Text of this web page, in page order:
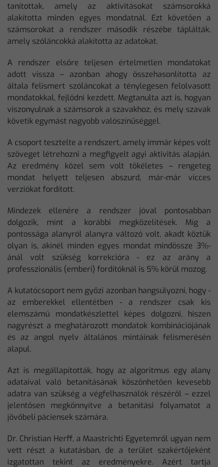
tanítottak, amely az aktivitásokat számsorokká
alakította minden egyes mondatnál. Ezt követően a
számsorokat a rendszer második részébe táplálták,
amely szóláncokká alakította az adatokat.
A rendszer elsőre teljesen értelmetlen mondatokat
adott vissza – azonban ahogy összehasonlította az
általa felismert szóláncokat a ténylegesen felolvasott
mondatokkal, fejlődni kezdett. Megtanulta azt is, hogyan
viszonyulnak a számsorok a szavakhoz, és mely szavak
követik egymást nagyobb valószínűséggel.
A csoport tesztelte a rendszert, amely immár képes volt
szöveget létrehozni a megfigyelt agyi aktivitás alapján.
Az eredmény közel sem volt tökéletes – rengeteg
mondat helyett teljesen abszurd, már-már vicces
verziókat fordított.
Mindezek ellenére a rendszer jóval pontosabban
dolgozik, mint a korábbi megközelítések. Míg a
pontossága alanyról alanyra változó volt, akadt köztük
olyan is, akinél minden egyes mondat mindössze 3%-
ánál volt szükség korrekcióra - ez az arány a
professzionális (emberi) fordítóknál is 5% körül mozog.
A kutatócsoport nem győzi azonban hangsúlyozni, hogy -
az emberekkel ellentétben - a rendszer csak kis
elemszámú mondatkészlettel képes dolgozni, hiszen
nagyrészt a meghatározott mondatok kombinációjának
és az angol nyelv általános mintáinak felismerésén
alapul.
Azt is megállapították, hogy az algoritmus egy alany
adataival való betanításának köszönhetően kevesebb
adatra van szükség a végfelhasználók részéről – ezzel
jelentősen megkönnyítve a betanítási folyamatot a
jövőbeli páciensek számára.
Dr. Christian Herff, a Maastrichti Egyetemről ugyan nem
vett részt a kutatásban, de a terület szakértőjeként
izgatottan tekint az eredményekre. Azért tartja